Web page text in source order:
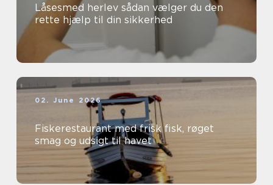
Låsesmed herlev sådan vælger du den
rette hjælp til din sikkerhed
02. June 2026
Fiskerestaurant med frisk fisk, røget
smag og udsigt til havet